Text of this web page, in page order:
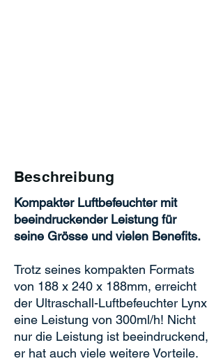
Beschreibung
Kompakter Luftbefeuchter mit
beeindruckender Leistung für
seine Grösse und vielen Benefits.
Trotz seines kompakten Formats
von 188 x 240 x 188mm, erreicht
der Ultraschall-Luftbefeuchter Lynx
eine Leistung von 300ml/h! Nicht
nur die Leistung ist beeindruckend,
er hat auch viele weitere Vorteile.